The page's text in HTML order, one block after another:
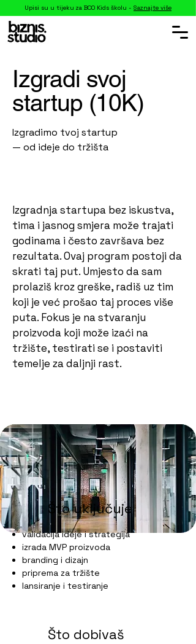
Upisi su u tijeku za BCO Kids školu - Saznajte više
Izgradi svoj
startup (10K)
Izgradimo tvoj startup
— od ideje do tržišta
Izgradnja startupa bez iskustva,
tima i jasnog smjera može trajati
godinama i često završava bez
rezultata. Ovaj program postoji da
skrati taj put. Umjesto da sam
prolaziš kroz greške, radiš uz tim
koji je već prošao taj proces više
puta. Fokus je na stvaranju
proizvoda koji može izaći na
tržište, testirati se i postaviti
temelje za daljnji rast.
Što uključuje
validacija ideje i strategija
izrada MVP proizvoda
branding i dizajn
priprema za tržište
lansiranje i testiranje
Što dobivaš